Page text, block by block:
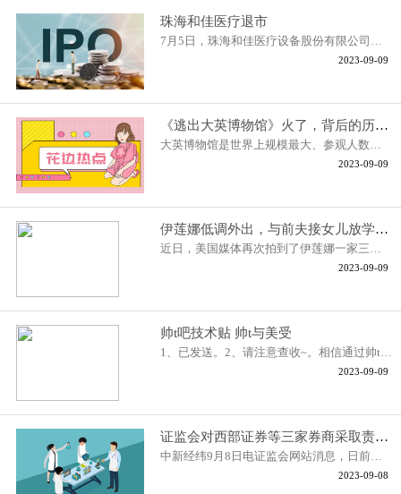
珠海和佳医疗退市
7月5日，珠海和佳医疗设备股份有限公司（以下简称“和佳医疗”）发布公
2023-09-09
《逃出大英博物馆》火了，背后的历史你知道吗？
大英博物馆是世界上规模最大、参观人数最多的博物馆之一，近期该博物馆
2023-09-09
伊莲娜低调外出，与前夫接女儿放学！1家3口温馨同框，复婚了？
近日，美国媒体再次拍到了伊莲娜一家三口的同框照片，俄罗斯超模与前夫
2023-09-09
帅t吧技术贴 帅t与美受
1、已发送。2、请注意查收~。相信通过帅t与美受这篇文章能帮到你，在和
2023-09-09
证监会对西部证券等三家券商采取责令改正措施
中新经纬9月8日电证监会网站消息，日前，证监会分别对西部证券、华西证
2023-09-08